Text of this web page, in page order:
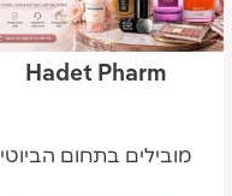
Hadet Pharm
מובילים בתחום הביוטי